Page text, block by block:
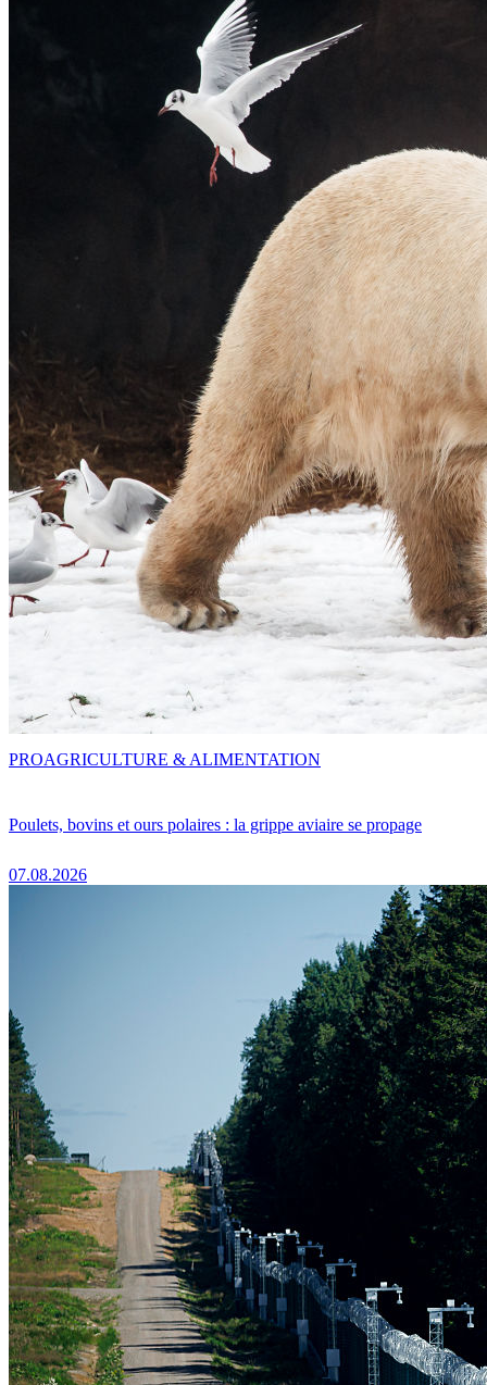
Poulets, bovins et ours polaires : la grippe aviaire se propage
07.08.2026
PROAGRICULTURE & ALIMENTATION